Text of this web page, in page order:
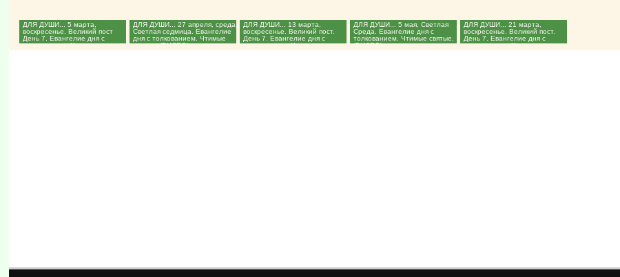
ДЛЯ ДУШИ... 5 марта,
воскресенье. Великий пост
День 7. Евангелие дня с
толкованием. Чтимые святые....
ДЛЯ ДУШИ... 27 апреля, среда.
Светлая седмица. Евангелие
дня с толкованием. Чтимые
святые. (ВИДЕО)...
ДЛЯ ДУШИ... 13 марта,
воскресенье. Великий пост.
День 7. Евангелие дня с
толкованием. Чтимые...
ДЛЯ ДУШИ... 5 мая, Светлая
Среда. Евангелие дня с
толкованием. Чтимые святые.
(ВИДЕО)...
ДЛЯ ДУШИ... 21 марта,
воскресенье. Великий пост.
День 7. Евангелие дня с
толкованием. Чтимые...